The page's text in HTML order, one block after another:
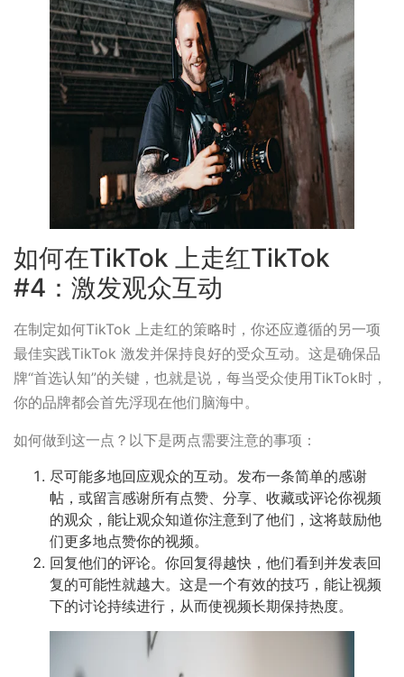
如何在TikTok 上走红TikTok
#4：激发观众互动
在制定如何TikTok 上走红的策略时，你还应遵循的另一项
最佳实践TikTok 激发并保持良好的受众互动。这是确保品
牌“首选认知”的关键，也就是说，每当受众使用TikTok时，
你的品牌都会首先浮现在他们脑海中。
如何做到这一点？以下是两点需要注意的事项：
尽可能多地回应观众的互动。发布一条简单的感谢
帖，或留言感谢所有点赞、分享、收藏或评论你视频
的观众，能让观众知道你注意到了他们，这将鼓励他
们更多地点赞你的视频。
回复他们的评论。你回复得越快，他们看到并发表回
复的可能性就越大。这是一个有效的技巧，能让视频
下的讨论持续进行，从而使视频长期保持热度。